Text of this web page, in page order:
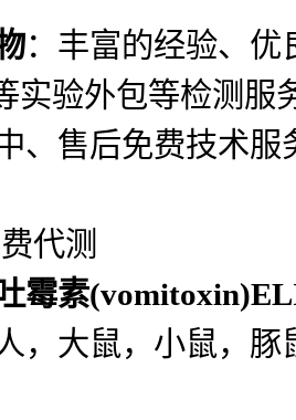
科研实验，环保，生物产
否
检测试
：丰富的经验、优
实验外包等检测服
、售后免费技术